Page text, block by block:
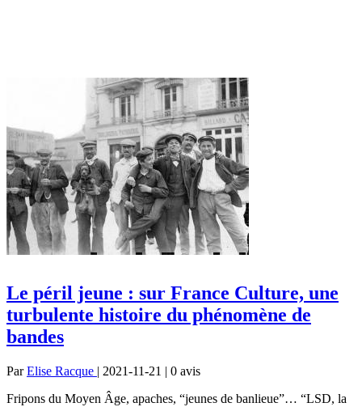
Le péril jeune : sur France Culture, une
turbulente histoire du phénomène de
bandes
ParElise Racque | 2021-11-21 | 0 avis
Fripons du Moyen Âge, apaches, “jeunes de banlieue”… “LSD, la